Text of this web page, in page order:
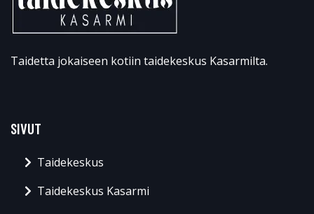
Taidetta jokaiseen kotiin taidekeskus Kasarmilta.
SIVUT
Taidekeskus
Taidekeskus Kasarmi